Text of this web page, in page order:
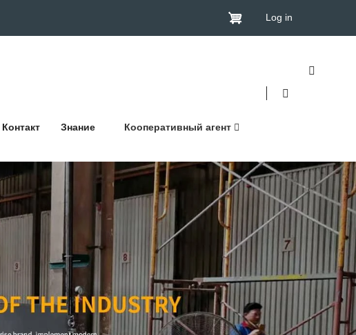
Log in
Контакт Знание Кооперативный агент